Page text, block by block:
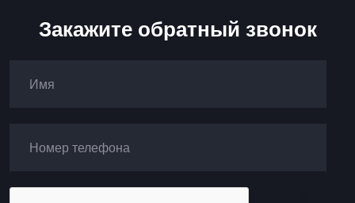
Закажите обратный звонок